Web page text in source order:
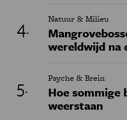
Natuur & Milieu
wereldwijd na
Psyche & Brein
Hoe sommige
weerstaan